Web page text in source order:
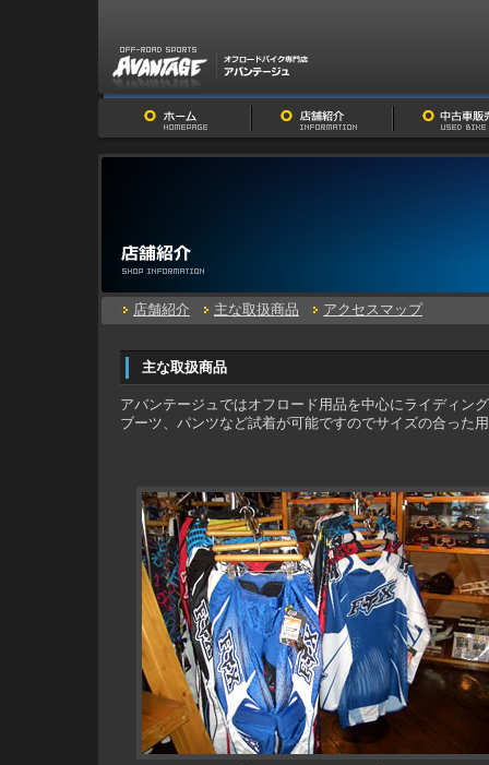
店舗紹介 主な取扱商品 アクセスマップ
主な取扱商品
アバンテージュではオフロード用品を中心にライディン
ブーツ、パンツなど試着が可能ですのでサイズの合った